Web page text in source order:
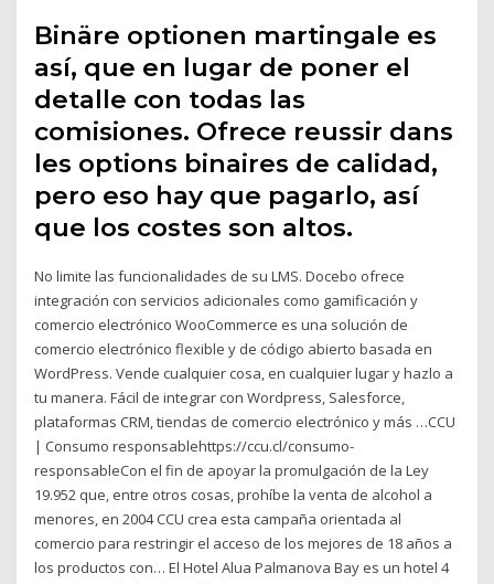
Binäre optionen martingale es
así, que en lugar de poner el
detalle con todas las
comisiones. Ofrece reussir dans
les options binaires de calidad,
pero eso hay que pagarlo, así
que los costes son altos.
No limite las funcionalidades de su LMS. Docebo ofrece
integración con servicios adicionales como gamificación y
comercio electrónico WooCommerce es una solución de
comercio electrónico flexible y de código abierto basada en
WordPress. Vende cualquier cosa, en cualquier lugar y hazlo a
tu manera. Fácil de integrar con Wordpress, Salesforce,
plataformas CRM, tiendas de comercio electrónico y más …CCU
| Consumo responsablehttps://ccu.cl/consumo-
responsableCon el fin de apoyar la promulgación de la Ley
19.952 que, entre otros cosas, prohíbe la venta de alcohol a
menores, en 2004 CCU crea esta campaña orientada al
comercio para restringir el acceso de los mejores de 18 años a
los productos con… El Hotel Alua Palmanova Bay es un hotel 4